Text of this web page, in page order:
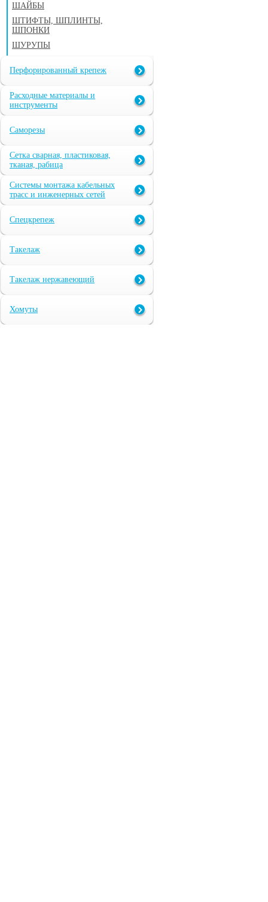
ШАЙБЫ
ШТИФТЫ, ШПЛИНТЫ,
ШПОНКИ
ШУРУПЫ
Перфорированный крепеж
Расходные материалы и
инструменты
Саморезы
Сетка сварная, пластиковая,
тканая, рабица
Системы монтажа кабельных
трасс и инженерных сетей
Спецкрепеж
Такелаж
Такелаж нержавеющий
Хомуты